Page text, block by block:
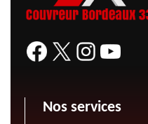
Nos services